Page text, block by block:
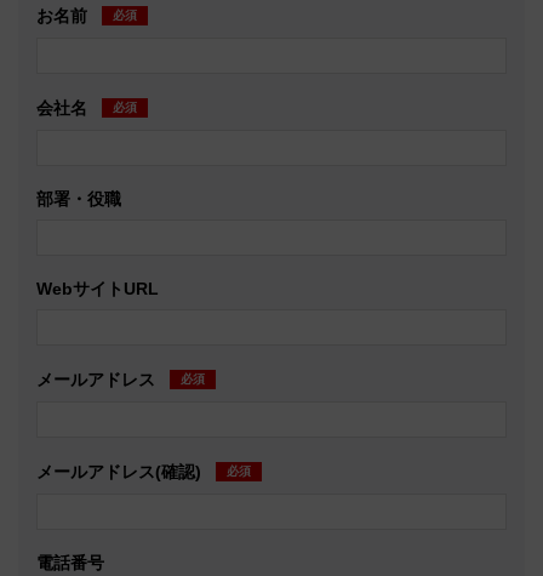
お名前 必須
会社名 必須
部署・役職
WebサイトURL
メールアドレス 必須
メールアドレス(確認) 必須
電話番号